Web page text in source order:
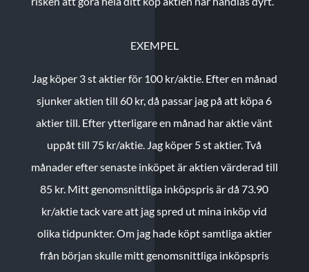
EXEMPEL
Jag köper 3 st aktier för 100 kr/aktie. Efter en månad
sjunker aktien till 60 kr, då passar jag på att köpa 6
aktier till. Efter ytterligare en månad har aktie vänt
uppåt till 75 kr/aktie. Jag köper 5 st aktier.Två
månader efter senaste inköpet är aktien värderad till
85 kr. Mitt genomsnittliga inköpspris är då 73.90
kr/aktie tack vare att jag spred ut mina inköp vid
olika tidpunkter. Om jag hade köpt samtliga aktier
från början skulle mitt genomsnittliga inköpspris